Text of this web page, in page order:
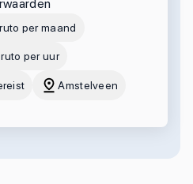
per maand
per uur
Amstelveen